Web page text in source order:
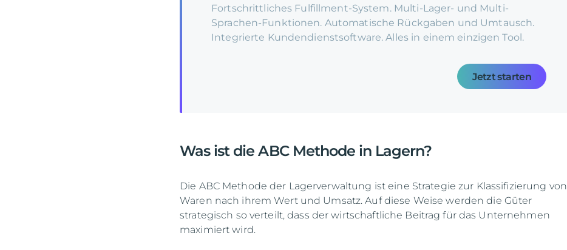
Fortschrittliches Fulfillment-System. Multi-Lager- und Multi-
Sprachen-Funktionen. Automatische Rückgaben und Umtausch.
Integrierte Kundendienstsoftware. Alles in einem einzigen Tool.
Jetzt starten
Was ist die ABC Methode in Lagern?
Die ABC Methode der Lagerverwaltung ist eine Strategie zur Klassifizierung von
Waren nach ihrem Wert und Umsatz. Auf diese Weise werden die Güter
strategisch so verteilt, dass der wirtschaftliche Beitrag für das Unternehmen
maximiert wird.